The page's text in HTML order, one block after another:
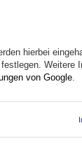
hierbei
Weitere
von Google